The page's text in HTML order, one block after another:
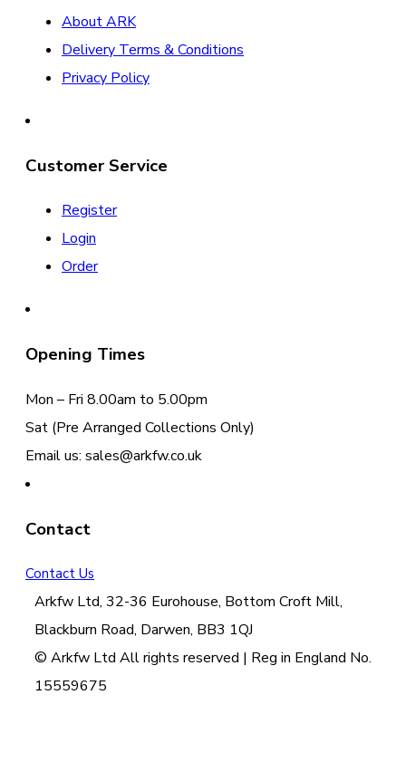
About ARK
Delivery Terms & Conditions
Privacy Policy
Customer Service
Register
Login
Order
Opening Times
Mon – Fri 8.00am to 5.00pm
Sat (Pre Arranged Collections Only)
Email us: sales@arkfw.co.uk
Contact
Contact Us
Arkfw Ltd, 32-36 Eurohouse, Bottom Croft Mill,
Blackburn Road, Darwen, BB3 1QJ
© Arkfw Ltd All rights reserved | Reg in England No.
15559675